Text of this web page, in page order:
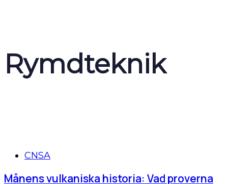
Rymdteknik
TagsCNSA
Månens vulkaniska historia: Vad proverna